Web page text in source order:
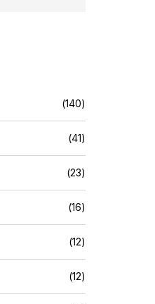
(140)
(41)
(23)
(16)
(12)
(12)